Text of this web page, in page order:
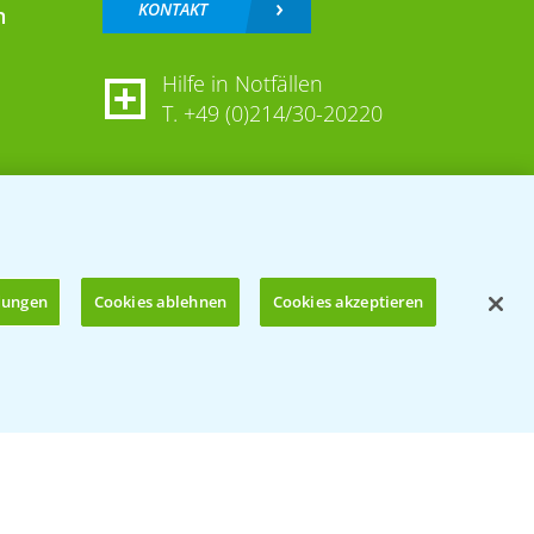
KONTAKT
Hilfe in Notfällen
T. +49 (0)214/30-20220
Cookies ablehnen Cookies akzeptieren